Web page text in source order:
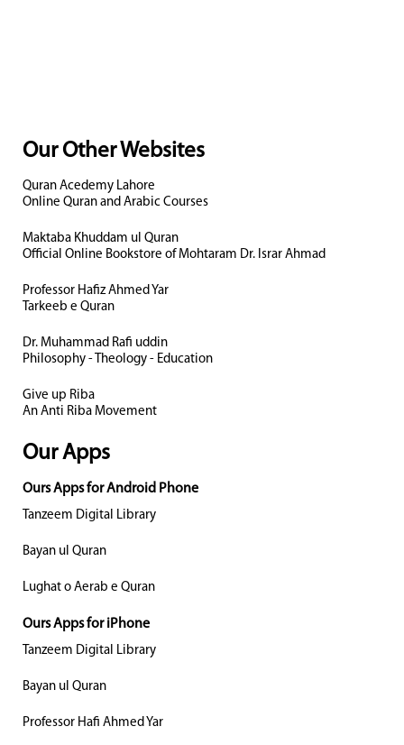
Our Other Websites
Quran Acedemy Lahore
Online Quran and Arabic Courses
Maktaba Khuddam ul Quran
Official Online Bookstore of Mohtaram Dr. Israr Ahmad
Professor Hafiz Ahmed Yar
Tarkeeb e Quran
Dr. Muhammad Rafi uddin
Philosophy - Theology - Education
Give up Riba
An Anti Riba Movement
Our Apps
Ours Apps for Android Phone
Tanzeem Digital Library
Bayan ul Quran
Lughat o Aerab e Quran
Ours Apps for iPhone
Tanzeem Digital Library
Bayan ul Quran
Professor Hafi Ahmed Yar